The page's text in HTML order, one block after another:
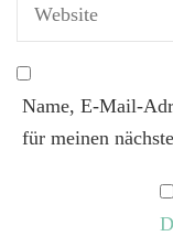
Name, E-Mail-
für meinen